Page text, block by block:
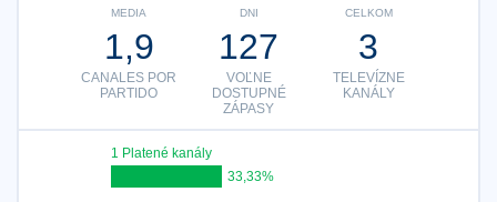
CELKOM
3
TELEVÍZNE
KANÁLY
DNI
127
VOĽNE
DOSTUPNÉ
ZÁPASY
MEDIA
1,9
CANALES POR
PARTIDO
1 Platené kanály
33,33%